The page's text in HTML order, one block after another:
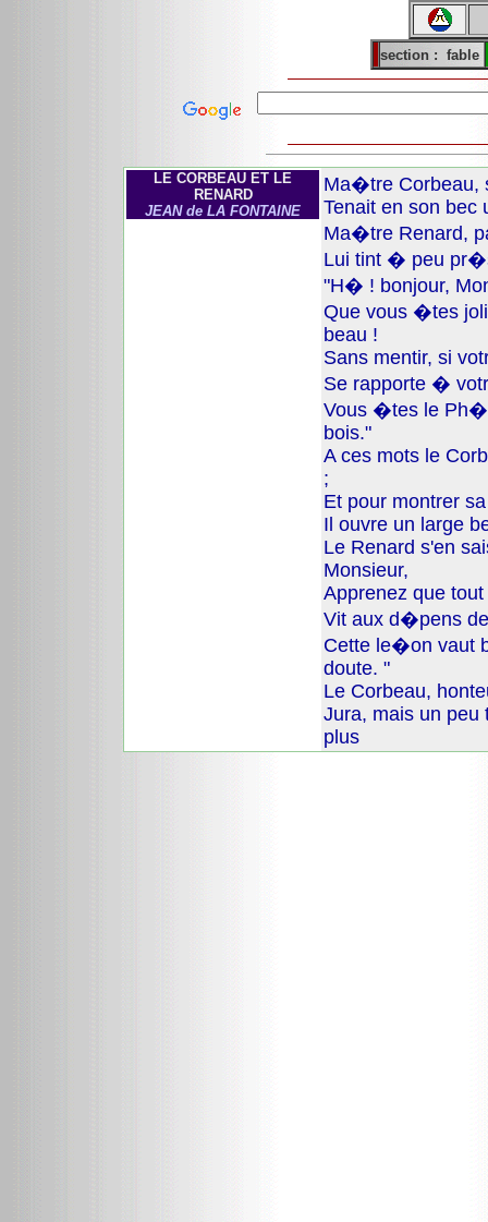
section : fable
LE CORBEAU ET LE
RENARD
JEAN de LA FONTAINE
Ma�tre Corbeau,
Tenait en son bec
Ma�tre Renard,
Lui tint � peu
"H� ! bonjour,
Que vous �tes
beau !
Sans mentir, si
Se rapporte �
Vous �tes le
bois."
A ces mots le
;
Et pour montrer
Il ouvre un large
Le Renard s'en
Monsieur,
Apprenez que
Vit aux d�pens
Cette le�on vaut
doute. "
Le Corbeau,
Jura, mais un peu
plus